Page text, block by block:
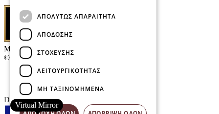
Μαρκάκης Οπτικά
© 2026
Επικοινωνία
E-Volution Awards
Designed & developed by
Virtual Mirror
ΑΠΟΛΎΤΩΣ ΑΠΑΡΑΊΤΗΤΑ
ΑΠΌΔΟΣΗΣ
ΣΤΌΧΕΥΣΗΣ
ΛΕΙΤΟΥΡΓΙΚΌΤΗΤΑΣ
ΜΗ ΤΑΞΙΝΟΜΗΜΈΝΑ